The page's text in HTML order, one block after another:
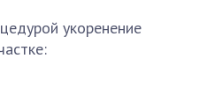
укоренение